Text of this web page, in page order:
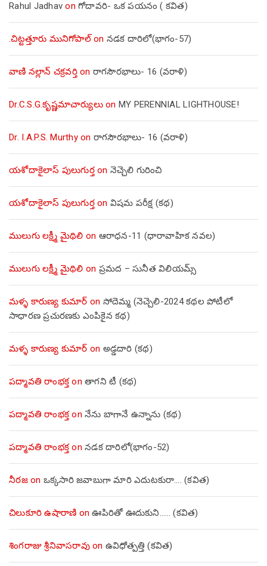
Rahul Jadhav on గోదావరి- ఒక పయనం ( కవిత)
.చిట్టత్తూరు మునిగోపాల్on నడక దారిలో(భాగం-57)
వాణి నల్లాన్ చక్రవర్తిon రాగసౌరభాలు- 16 (వరాళి)
Dr.C.S.G.కృష్ణమాచార్యులుon MY PERENNIAL LIGHTHOUSE!
Dr. I.A.P.S. Murthyon రాగసౌరభాలు- 16 (వరాళి)
యశోదాకైలాస్ పులుగుర్తon నెచ్చెలి గురించి
యశోదాకైలాస్ పులుగుర్తon విషమ పరీక్ష (క‌థ‌)
ములుగు లక్ష్మీ మైథిలి on ఆరాధన-11 (ధారావాహిక నవల)
ములుగు లక్ష్మీ మైథిలి on ప్రమద – సునీత విలియమ్స్
మళ్ళ కారుణ్య కుమార్ on సోదెమ్మ (నెచ్చెలి-2024 కథల పోటీలో
సాధారణ ప్రచురణకు ఎంపికైన కథ)
మళ్ళ కారుణ్య కుమార్ on అడ్డదారి (కథ)
పద్మావతి రాంభక్తon తాగని టీ (కథ)
పద్మావతి రాంభక్తon నేను బాగానే ఉన్నాను (క‌థ‌)
పద్మావతి రాంభక్తon నడక దారిలో(భాగం-52)
నీరజon ఒక్కసారి జవాబుగా మారి ఎదుటకురా…. (కవిత)
చిలుకూరి ఉషారాణి onఊపిరితో ఊదుకుని…… (కవిత)
శింగరాజు శ్రీనివాసరావుon ఉవిధోత్పత్తి (కవిత)